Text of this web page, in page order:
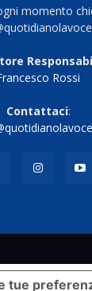
momento
Rossi
Contattaci:
tue